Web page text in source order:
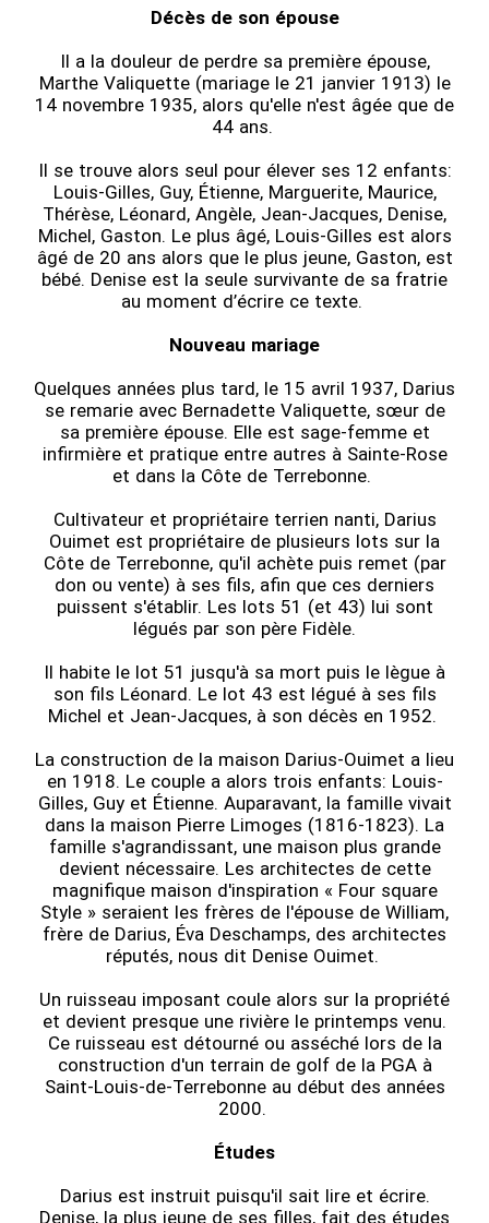
Décès de son épouse
Il a la douleur de perdre sa première épouse,
Marthe Valiquette (mariage le 21 janvier 1913) le
14 novembre 1935, alors qu'elle n'est âgée que de
44 ans.
Il se trouve alors seul pour élever ses 12 enfants:
Louis-Gilles, Guy, Étienne, Marguerite, Maurice,
Thérèse, Léonard, Angèle, Jean-Jacques, Denise,
Michel, Gaston. Le plus âgé, Louis-Gilles est alors
âgé de 20 ans alors que le plus jeune, Gaston, est
bébé. Denise est la seule survivante de sa fratrie
au moment d’écrire ce texte.
Nouveau mariage
Quelques années plus tard, le 15 avril 1937, Darius
se remarie avec Bernadette Valiquette, sœur de
sa première épouse. Elle est sage-femme et
infirmière et pratique entre autres à Sainte-Rose
et dans la Côte de Terrebonne.
Cultivateur et propriétaire terrien nanti, Darius
Ouimet est propriétaire de plusieurs lots sur la
Côte de Terrebonne, qu'il achète puis remet (par
don ou vente) à ses fils, afin que ces derniers
puissent s'établir. Les lots 51 (et 43) lui sont
légués par son père Fidèle.
Il habite le lot 51 jusqu'à sa mort puis le lègue à
son fils Léonard. Le lot 43 est légué à ses fils
Michel et Jean-Jacques, à son décès en 1952.
La construction de la maison Darius-Ouimet a lieu
en 1918. Le couple a alors trois enfants: Louis-
Gilles, Guy et Étienne. Auparavant, la famille vivait
dans la maison Pierre Limoges (1816-1823). La
famille s'agrandissant, une maison plus grande
devient nécessaire. Les architectes de cette
magnifique maison d'inspiration « Four square
Style » seraient les frères de l'épouse de William,
frère de Darius, Éva Deschamps, des architectes
réputés, nous dit Denise Ouimet.
Un ruisseau imposant coule alors sur la propriété
et devient presque une rivière le printemps venu.
Ce ruisseau est détourné ou asséché lors de la
construction d'un terrain de golf de la PGA à
Saint-Louis-de-Terrebonne au début des années
2000.
Études
Darius est instruit puisqu'il sait lire et écrire.
Denise, la plus jeune de ses filles, fait des études